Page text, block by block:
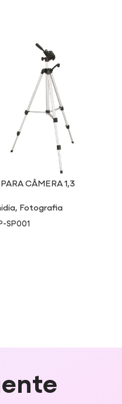
CÂMERA 1,3
, Fotografia
SP001